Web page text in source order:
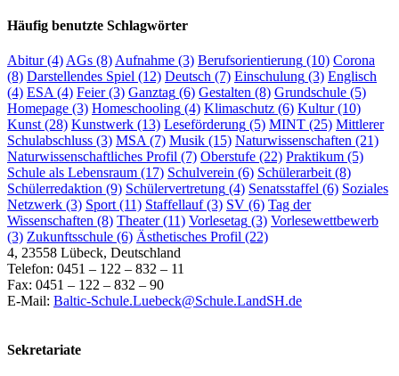
Häufig benutzte Schlagwörter
Abitur(4) AGs (8) Aufnahme (3) Berufsorientierung (10) Corona
(8) Darstellendes Spiel (12) Deutsch (7) Einschulung (3) Englisch
(4) ESA (4) Feier(3) Ganztag (6) Gestalten (8) Grundschule (5)
Homepage (3) Homeschooling (4) Klimaschutz (6) Kultur(10)
Kunst (28) Kunstwerk (13) Leseförderung (5) MINT (25) Mittlerer
Schulabschluss (3) MSA (7) Musik (15) Naturwissenschaften (21)
Naturwissenschaftliches Profil (7) Oberstufe (22) Praktikum (5)
Schule als Lebensraum (17) Schulverein (6) Schülerarbeit (8)
Schülerredaktion (9) Schülervertretung (4) Senatsstaffel (6) Soziales
Netzwerk (3) Sport (11) Staffellauf(3) SV (6) Tag der
Wissenschaften (8) Theater(11) Vorlesetag (3) Vorlesewettbewerb
(3) Zukunftsschule (6) Ästhetisches Profil (22)
4, 23558 Lübeck, Deutschland
Telefon: 0451 – 122 – 832 – 11
Fax: 0451 – 122 – 832 – 90
E-Mail: Baltic-Schule.Luebeck@Schule.LandSH.de
Sekretariate